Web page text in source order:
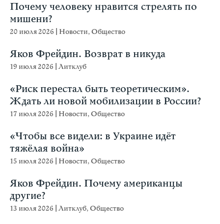
Почему человеку нравится стрелять по
мишени?
20 июля 2026 Новости,Общество
Яков Фрейдин. Возврат в никуда
19 июля 2026 Литклуб
«Риск перестал быть теоретическим».
Ждать ли новой мобилизации в России?
17 июля 2026 Новости,Общество
«Чтобы все видели: в Украине идёт
тяжёлая война»
15 июля 2026 Новости,Общество
Яков Фрейдин. Почему американцы
другие?
13 июля 2026 Литклуб,Общество